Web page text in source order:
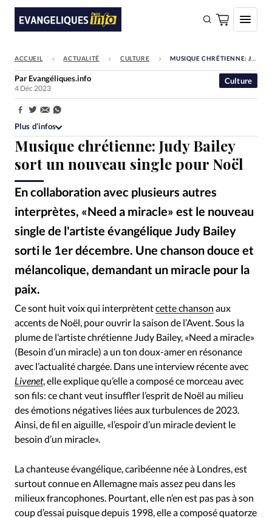
FAIRE UN DON
Faire un don
Eglises
Société
Bible
Toute l'actualité
Se connecter
Devise:CHF
RUBRIQUES
Toute l'actualité
Eglises
Histoire Laicité
Liberté religieuse
Mission
Monde People Politique
Religions
Société
ACCUEIL ACTUALITÉ CULTURE MUSIQUE CHRÉTIENNE: JUDY BAILEY SORT UN NOUVEAU SINGLE POUR NOËL
Musique chrétienne: Judy Bailey
sort un nouveau single pour Noël
En collaboration avec plusieurs autres
interprètes, «Need a miracle» est le nouveau
single de l'artiste évangélique Judy Bailey
sorti le 1er décembre. Une chanson douce et
mélancolique, demandant un miracle pour la
paix.
Culture
Par Evangéliques.info
4 Déc 2023
Partager:
Plus d’infos
Ce sont huit voix qui interprètentcette chanson aux
accents de Noël, pour ouvrir la saison de l’Avent. Sous la
plume de l’artiste chrétienne Judy Bailey, «Need a miracle»
(Besoin d’un miracle) a un ton doux-amer en résonance
avec l’actualité chargée. Dans une interview récente avec
Livenet, elle explique qu’elle a composé ce morceau avec
son fils: ce chant veut insuffler l’esprit de Noël au milieu
des émotions négatives liées aux turbulences de 2023.
Ainsi, de fil en aiguille, «l’espoir d’un miracle devient le
besoin d’un miracle».
La chanteuse évangélique, caribéenne née à Londres, est
surtout connue en Allemagne mais assez peu dans les
milieux francophones. Pourtant, elle n’en est pas pas à son
coup d’essai puisque depuis 1998, elle a composé quatorze